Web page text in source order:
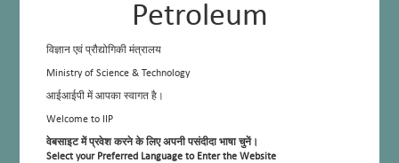
Petroleum
विज्ञान एवं प्रौद्योगिकी मंत्रालय
Ministry of Science & Technology
आईआईपी में आपका स्वागत है।
Welcome to IIP
वेबसाइट में प्रवेश करने के लिए अपनी पसंदीदा भाषा चुनें।
Select your Preferred Language to Enter the Website